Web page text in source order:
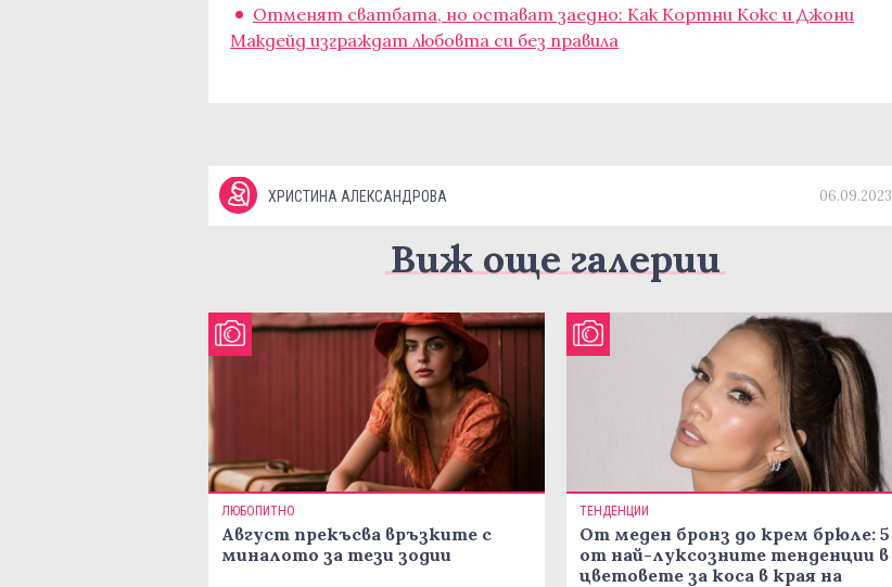
Отменят сватбата, но остават заедно: Как Кортни Кокс и Джони
Макдейд изграждат любовта си без правила
ХРИСТИНА АЛЕКСАНДРОВА 06.09.2023
Виж още галерии
ЛЮБОПИТНО
Август прекъсва връзките с
миналото за тези зодии
ТЕНДЕНЦИИ
От меден бронз до крем брюле: 5
от най-луксозните тенденции в
цветовете за коса в края на